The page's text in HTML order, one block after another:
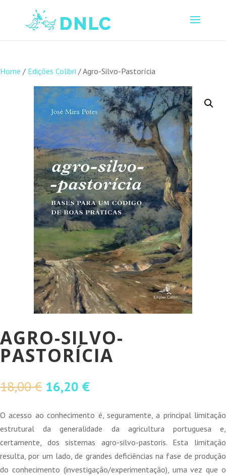
Home / Edições Colibri / Agro-Silvo-Pastorícia
AGRO-SILVO-
PASTORÍCIA
18,00€ O
original
era:
18,00 €.
16,20 €O
atual
é:
16,20 €.
O acesso ao conhecimento é, seguramente, a principal limitação
estrutural da generalidade da agricultura portuguesa e,
certamente, dos sistemas agro-silvo-pastoris. Esta limitação
resulta, por um lado, de grandes deficiências na fase de produção
do conhecimento (investigação/experimentação), uma vez que o